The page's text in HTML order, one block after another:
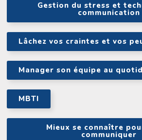
Gestion du stress et
communication
Lâchez vos craintes et vos
Manager son équipe au
MBTI
Mieux se connaître
communiquer